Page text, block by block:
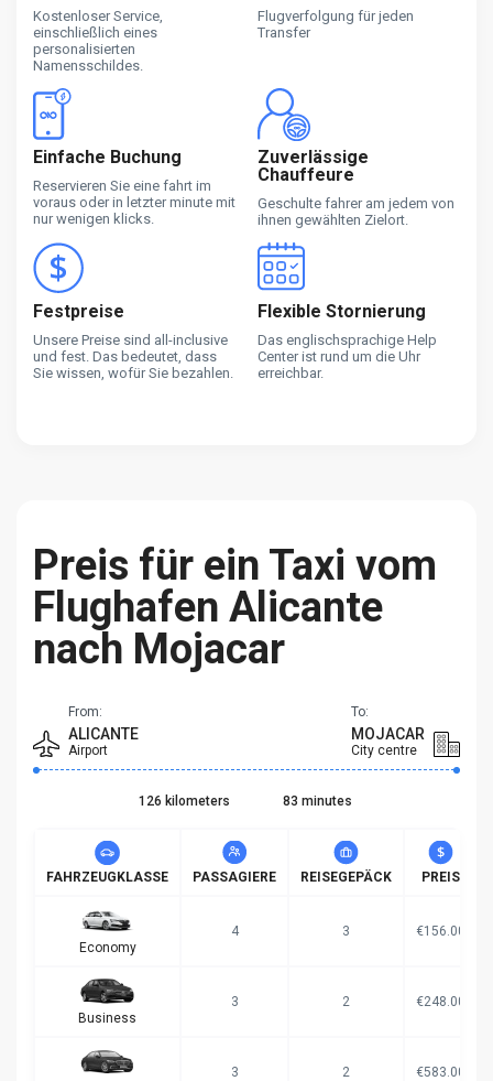
Kostenloser Service,
einschließlich eines
personalisierten
Namensschildes.
Flugverfolgung für jeden
Transfer
Einfache Buchung
Reservieren Sie eine fahrt im
voraus oder in letzter minute mit
nur wenigen klicks.
Zuverlässige
Chauffeure
Geschulte fahrer am jedem von
ihnen gewählten Zielort.
Festpreise
Unsere Preise sind all-inclusive
und fest. Das bedeutet, dass
Sie wissen, wofür Sie bezahlen.
Flexible Stornierung
Das englischsprachige Help
Center ist rund um die Uhr
erreichbar.
Preis für ein Taxi vom
Flughafen Alicante
nach Mojacar
From:
ALICANTE
Airport
To:
MOJACAR
City centre
126 kilometers 83 minutes
FAHRZEUGKLASSE PASSAGIERE REISEGEPÄCK PREIS
Economy
4 3 €156.00
Business
3 2 €248.00
3 2 €583.00